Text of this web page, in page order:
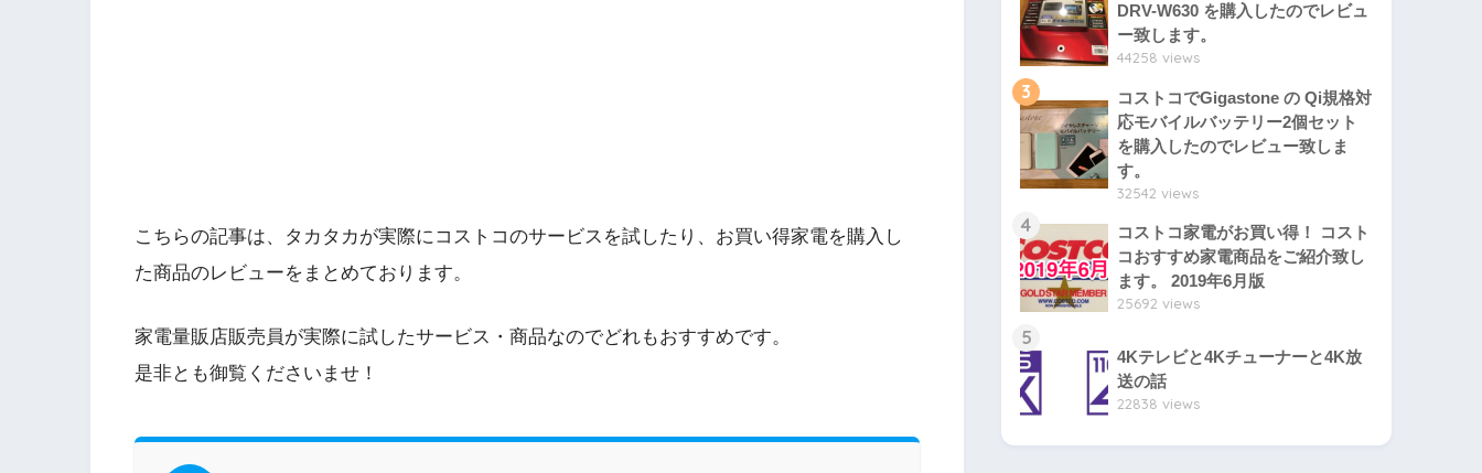
こちらの記事は、タカタカが実際にコストコのサービスを試したり、お買い得家電を購入し
た商品のレビューをまとめております。
家電量販店販売員が実際に試したサービス・商品なのでどれもおすすめです。
是非とも御覧くださいませ！
DRV-W630 を購入したのでレビュ
ー致します。
44258 views
3
コストコでGigastone の Qi規格対
応モバイルバッテリー2個セット
を購入したのでレビュー致しま
す。
32542 views
4
コストコ家電がお買い得！ コスト
コおすすめ家電商品をご紹介致し
ます。 2019年6月版
25692 views
5
4Kテレビと4Kチューナーと4K放
送の話
22838 views